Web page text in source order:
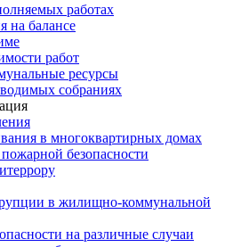
работах
на балансе
работ
ресурсы
собраниях
в многоквартирных домах
безопасности
в жилищно-коммунальной
на различные случаи